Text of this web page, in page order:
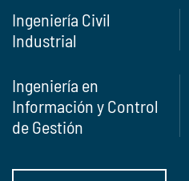
Ingeniería Civil
Industrial
Ingeniería en
Información y Control
de Gestión